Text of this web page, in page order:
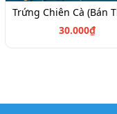
30.000₫